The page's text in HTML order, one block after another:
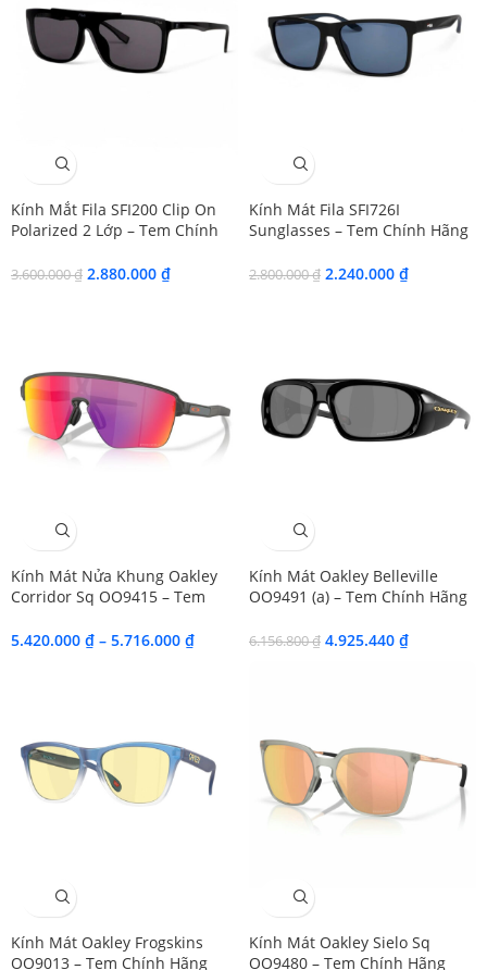
Kính Mắt Fila SFI200 Clip On
Polarized 2 Lớp – Tem Chính
3.600.000₫ 2.880.000 ₫
Kính Mát Fila SFI726I
Sunglasses – Tem Chính Hãng
2.800.000₫ 2.240.000 ₫
Kính Mát Nửa Khung Oakley
Corridor Sq OO9415 – Tem
5.420.000 ₫ – 5.716.000 ₫
Kính Mát Oakley Belleville
OO9491 (a) – Tem Chính Hãng
6.156.800₫ 4.925.440 ₫
Kính Mát Oakley Frogskins
OO9013 – Tem Chính Hãng
Kính Mát Oakley Sielo Sq
OO9480 – Tem Chính Hãng